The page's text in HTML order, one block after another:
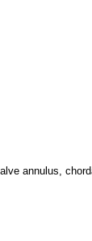
annulus,